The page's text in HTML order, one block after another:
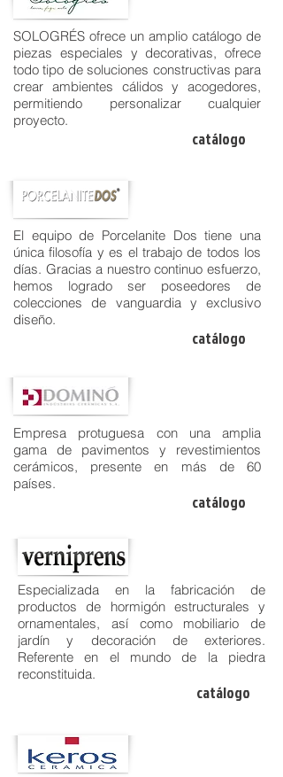
SOLOGRÉS ofrece un amplio catálogo de
piezas especiales y decorativas, ofrece
todo tipo de soluciones constructivas para
crear ambientes cálidos y acogedores,
permitiendo personalizar cualquier
proyecto.
catálogo
El equipo de Porcelanite Dos tiene una
única filosofía y es el trabajo de todos los
días. Gracias a nuestro continuo esfuerzo,
hemos logrado ser poseedores de
colecciones de vanguardia y exclusivo
diseño.
catálogo
Empresa protuguesa con una amplia
gama de pavimentos y revestimientos
cerámicos, presente en más de 60
países.
catálogo
Especializada en la fabricación de
productos de hormigón estructurales y
ornamentales, así como mobiliario de
jardín y decoración de exteriores.
Referente en el mundo de la piedra
reconstituida.
catálogo